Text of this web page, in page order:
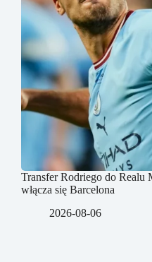
Transfer Rodriego do Realu
włącza się Barcelona
2026-08-06